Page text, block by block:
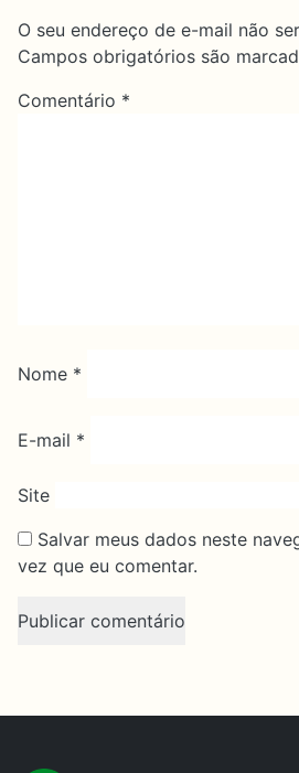
O seu endereço de e-mail não
Campos obrigatórios são
Comentário *
Nome *
E-mail *
Site
Salvar meus dados neste
vez que eu comentar.